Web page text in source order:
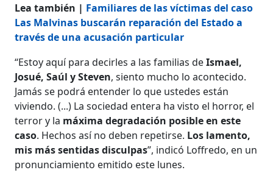
Lea también | Familiares de las víctimas del caso
Las Malvinas buscarán reparación del Estado a
través de una acusación particular
“Estoy aquí para decirles a las familias deIsmael,
Josué, Saúl y Steven, siento mucho lo acontecido.
Jamás se podrá entender lo que ustedes están
viviendo. (...) La sociedad entera ha visto el horror, el
terror y la máxima degradación posible en este
caso. Hechos así no deben repetirse. Los lamento,
mis más sentidas disculpas”, indicó Loffredo, en un
pronunciamiento emitido este lunes.